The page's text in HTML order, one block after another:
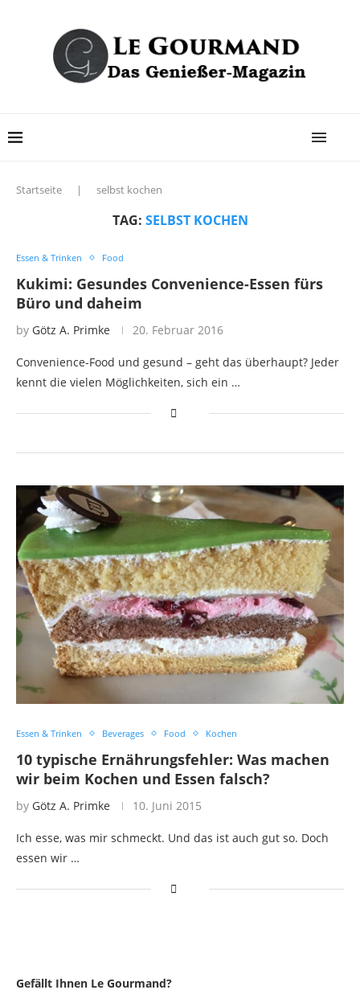
Startseite | selbst kochen
TAG: SELBST KOCHEN
Essen & Trinken Food
Kukimi: Gesundes Convenience-Essen fürs
Büro und daheim
by Götz A. Primke 20. Februar 2016
Convenience-Food und gesund – geht das überhaupt? Jeder
kennt die vielen Möglichkeiten, sich ein …
Essen & Trinken Beverages Food Kochen
10 typische Ernährungsfehler: Was machen
wir beim Kochen und Essen falsch?
by Götz A. Primke 10. Juni 2015
Ich esse, was mir schmeckt. Und das ist auch gut so. Doch
essen wir …
Gefällt Ihnen Le Gourmand?